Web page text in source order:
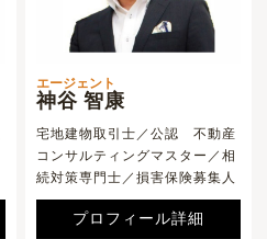
エージェント
神谷 智康
宅地建物取引士／公認 不動産
コンサルティングマスター／相
続対策専門士／損害保険募集人
プロフィール詳細